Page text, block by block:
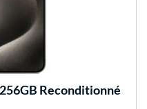
Reconditionné